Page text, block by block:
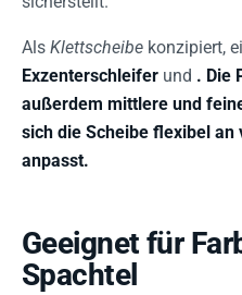
Als Klettscheibe konzipiert,
Exzenterschleifer und . Die
außerdem mittlere und
sich die Scheibe flexibel
anpasst.
Geeignet für
Spachtel